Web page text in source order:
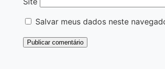
Salvar meus dados neste